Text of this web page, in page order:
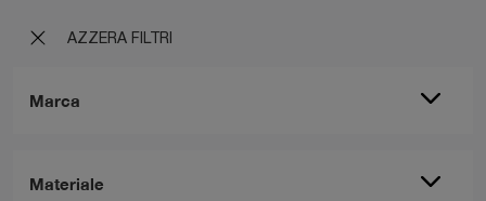
AZZERA FILTRI
Marca
Materiale